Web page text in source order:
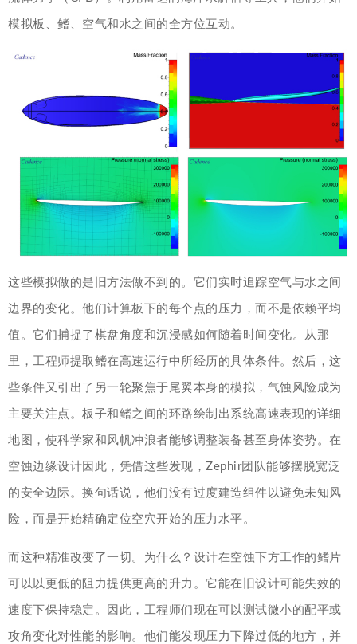
模拟板、鳍、空气和水之间的全方位互动。
这些模拟做的是旧方法做不到的。它们实时追踪空气与水之间
边界的变化。他们计算板下的每个点的压力，而不是依赖平均
值。它们捕捉了棋盘角度和沉浸感如何随着时间变化。从那
里，工程师提取鳍在高速运行中所经历的具体条件。然后，这
些条件又引出了另一轮聚焦于尾翼本身的模拟，气蚀风险成为
主要关注点。板子和鳍之间的环路绘制出系统高速表现的详细
地图，使科学家和风帆冲浪者能够调整装备甚至身体姿势。在
空蚀边缘设计因此，凭借这些发现，Zephir团队能够摆脱宽泛
的安全边际。换句话说，他们没有过度建造组件以避免未知风
险，而是开始精确定位空穴开始的压力水平。
而这种精准改变了一切。为什么？设计在空蚀下方工作的鳍片
可以以更低的阻力提供更高的升力。它能在旧设计可能失效的
速度下保持稳定。因此，工程师们现在可以测试微小的配平或
攻角变化对性能的影响。他们能发现压力下降过低的地方，并